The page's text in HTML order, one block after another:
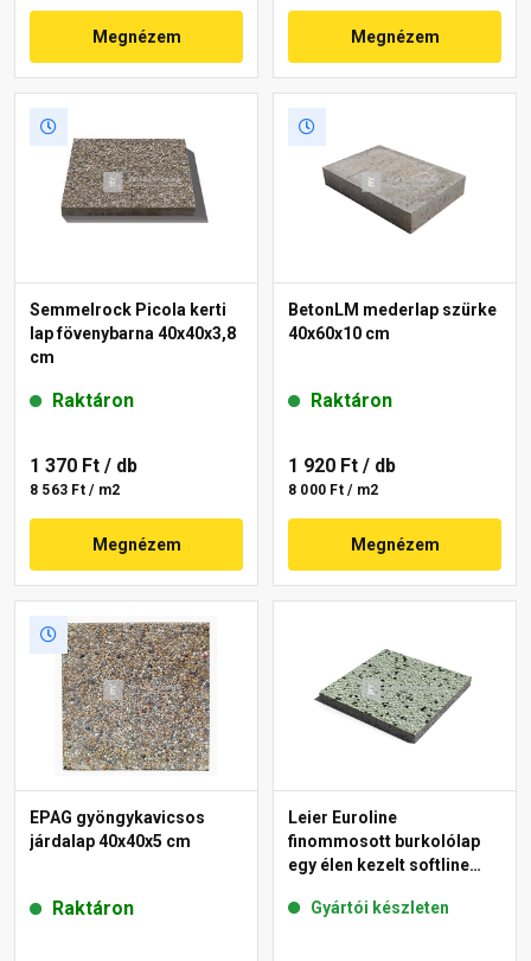
Megnézem Megnézem
Semmelrock Picola kerti
lap fövenybarna 40x40x3,8
cm
Raktáron
1 370 Ft / db
8 563 Ft / m2
Megnézem
BetonLM mederlap szürke
40x60x10 cm
Raktáron
1 920 Ft / db
8 000 Ft / m2
Megnézem
EPAG gyöngykavicsos
járdalap 40x40x5 cm
Raktáron
Leier Euroline
finommosott burkolólap
egy élen kezelt softline
Gyártói készleten